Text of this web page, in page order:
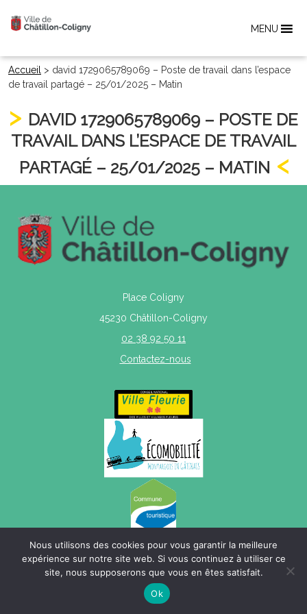
MENU
Accueil > david 1729065789069 – Poste de travail dans l’espace
de travail partagé – 25/01/2025 – Matin
DAVID 1729065789069 – POSTE DE
TRAVAIL DANS L’ESPACE DE TRAVAIL
PARTAGÉ – 25/01/2025 – MATIN
Place Coligny
45230 Châtillon-Coligny
02 38 92 50 11
Contactez-nous
Mentions légales| Politique de confidentialité | Plan du site
Nous utilisons des cookies pour vous garantir la meilleure
expérience sur notre site web. Si vous continuez à utiliser ce
site, nous supposerons que vous en êtes satisfait.
Ok